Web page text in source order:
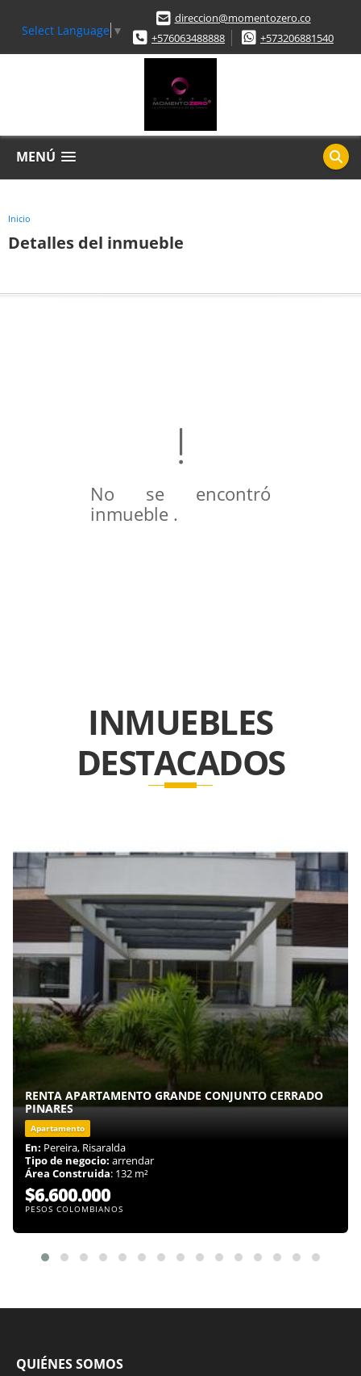
Select Language ▼
direccion@momentozero.co
+576063488888
+573206881540
MENÚ
Inicio
Detalles del inmueble
No se encontró
inmueble .
INMUEBLES
DESTACADOS
RENTA APARTAMENTO GRANDE CONJUNTO CERRADO
PINARES
Apartamento
En: Pereira, Risaralda
Tipo de negocio: arrendar
Área Construida: 132 m²
$6.600.000
PESOS COLOMBIANOS
QUIÉNES SOMOS